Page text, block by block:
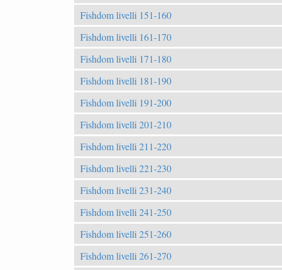
Fishdom livelli 151-160
Fishdom livelli 161-170
Fishdom livelli 171-180
Fishdom livelli 181-190
Fishdom livelli 191-200
Fishdom livelli 201-210
Fishdom livelli 211-220
Fishdom livelli 221-230
Fishdom livelli 231-240
Fishdom livelli 241-250
Fishdom livelli 251-260
Fishdom livelli 261-270